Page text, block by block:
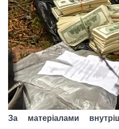
За матеріалами